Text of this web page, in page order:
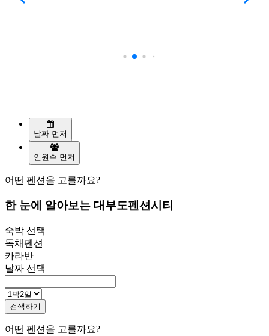
날짜 먼저
인원수 먼저
어떤 펜션을 고를까요?
한 눈에 알아보는 대부도펜션시티
숙박 선택
독채펜션
카라반
날짜 선택
검색하기
어떤 펜션을 고를까요?